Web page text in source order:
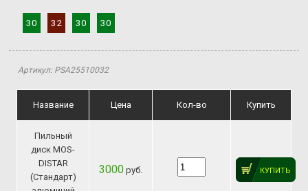
30 32 30 30
Артикул: PSA25510032
Название Цена Кол-во Купить
Пильный
диск MOS-
DISTAR
(Стандарт)
3000 руб. КУПИТЬ